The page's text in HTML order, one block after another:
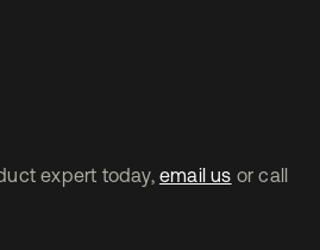
expert today, email us or call